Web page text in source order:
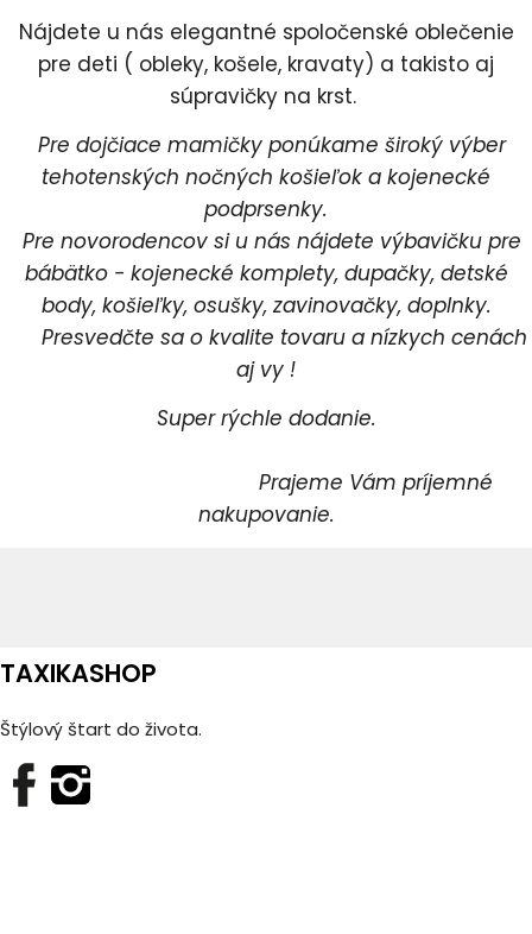
Nájdete u nás elegantné spoločenské oblečenie
pre deti ( obleky, košele, kravaty) a takisto aj
súpravičky na krst.
Pre dojčiace mamičky ponúkame široký výber
tehotenských nočných košieľok a kojenecké
podprsenky.
Pre novorodencov si u nás nájdete výbavičku pre
bábätko - kojenecké komplety, dupačky, detské
body, košieľky, osušky, zavinovačky, doplnky.
Presvedčte sa o kvalite tovaru a nízkych cenách
aj vy !
Super rýchle dodanie.
Prajeme Vám príjemné
nakupovanie.
TAXIKASHOP
Štýlový štart do života.